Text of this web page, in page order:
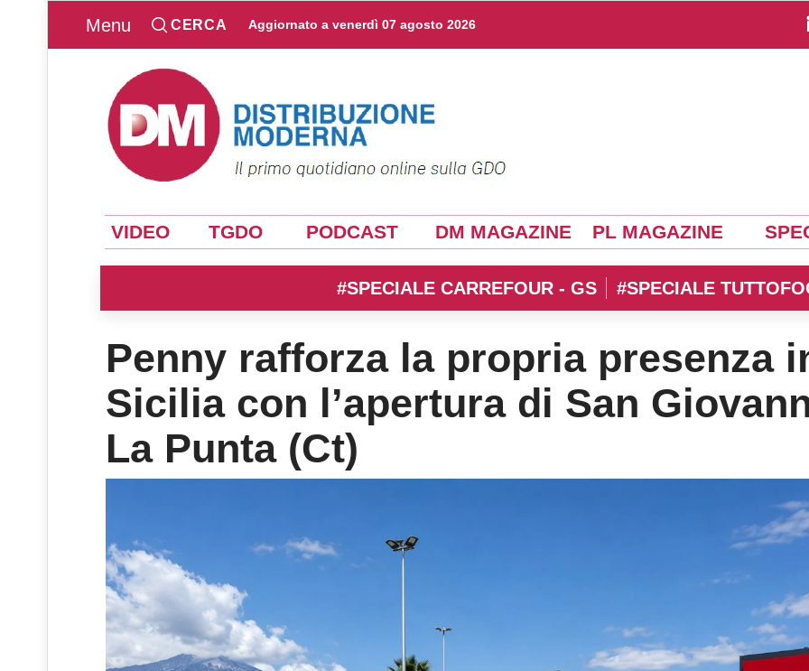
Menu CERCA Aggiornato a venerdì 07 agosto 2026
VIDEO TGDO PODCAST DM MAGAZINE PL MAGAZINE
#SPECIALE CARREFOUR - GS #SPECIALE
Penny rafforza la propria presenza
Sicilia con l’apertura di San
La Punta (Ct)